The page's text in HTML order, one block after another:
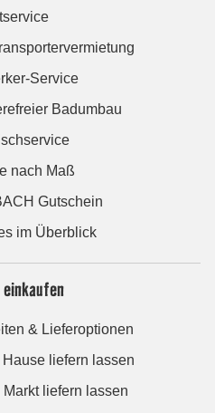
Service
Badumbau
nach Maß
Gutschein
im Überblick
& Lieferoptionen
liefern lassen
liefern lassen